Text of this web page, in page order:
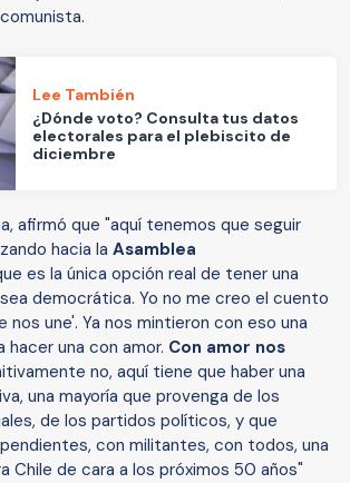
Lee También
¿Dónde voto? Consulta tus datos
electorales para el plebiscito de
diciembre
afirmó que "aquí tenemos que seguir
hacia la Asamblea
es la única opción real de tener una
democrática. Yo no me creo el cuento
nos une'. Ya nos mintieron con eso una
hacer una con amor. Con amor nos
no, aquí tiene que haber una
una mayoría que provenga de los
de los partidos políticos, y que
con militantes, con todos, una
Chile de cara a los próximos 50 años"